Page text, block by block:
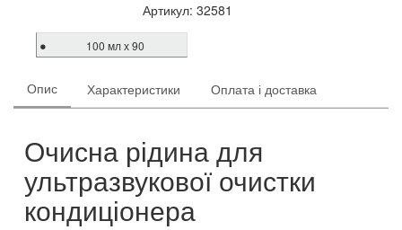
Артикул: 32581
100 мл х 90
Опис Характеристики Оплата і доставка
Очисна рідина для
ультразвукової очистки
кондиціонера